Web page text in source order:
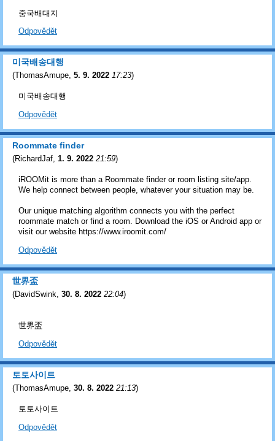
중국배대지
Odpovědět
미국배송대행
(ThomasAmupe, 5. 9. 2022 17:23)
미국배송대행
Odpovědět
Roommate finder
(RichardJaf, 1. 9. 2022 21:59)
iROOMit is more than a Roommate finder or room listing site/app.
We help connect between people, whatever your situation may be.
Our unique matching algorithm connects you with the perfect
roommate match or find a room. Download the iOS or Android app or
visit our website https://www.iroomit.com/
Odpovědět
世界盃
(DavidSwink, 30. 8. 2022 22:04)
世界盃
Odpovědět
토토사이트
(ThomasAmupe 30. 8. 2022 21:13)
토토사이트
Odpovědět